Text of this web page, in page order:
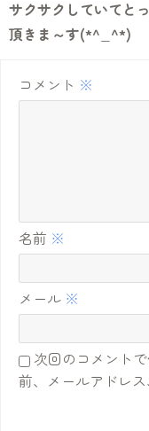
サクサクしていてと
頂きま～す(*^_^*)
コメント ※
名前 ※
メール ※
次回のコメント
前、メールアドレス